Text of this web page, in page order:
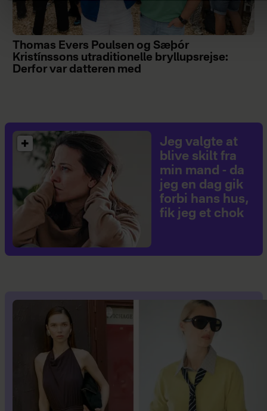
Thomas Evers Poulsen og Sæþór
Kristínssons utraditionelle bryllupsrejse:
Derfor var datteren med
Jeg valgte at
blive skilt fra
min mand - da
jeg en dag gik
forbi hans hus,
fik jeg et chok